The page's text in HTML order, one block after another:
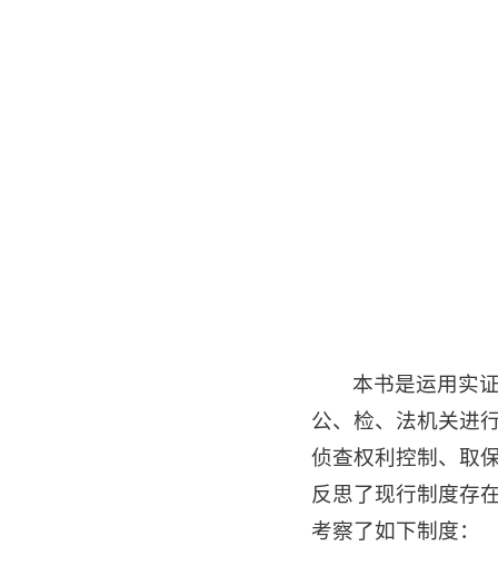
本书是运用实
公、检、法机关进
侦查权利控制、取
反思了现行制度存
考察了如下制度：